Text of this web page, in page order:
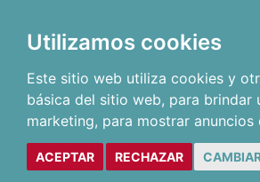
Utilizamos cookies
Este sitio web utiliza cookies y
básica del sitio web, para brindar
marketing, para mostrar anuncios
ACEPTAR RECHAZAR